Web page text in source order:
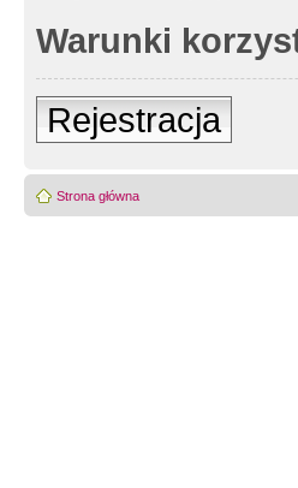
Warunki
Rejestracja
Strona główna